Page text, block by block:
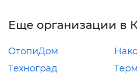
Еще организации в
ОтопиДом
Техноград